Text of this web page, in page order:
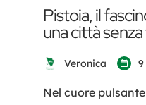
Pistoia, il
una città
Veronica
Nel cuore